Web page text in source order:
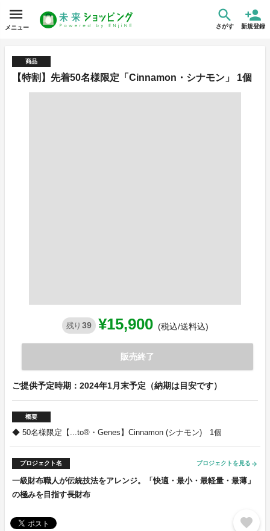
メニュー さがす 新規登録
商品
【特割】先着50名様限定「Cinnamon・シナモン」 1個
残り 39 ¥15,900 (税込/送料込)
販売終了
ご提供予定時期：2024年1月末予定（納期は目安です）
概要
◆ 50名様限定【...to®・Genes】Cinnamon (シナモン) 1個
プロジェクト名 プロジェクトを見る arrow_forward
一級財布職人が伝統技法をアレンジ。「快適・最小・最軽量・最薄」
の極みを目指す長財布
favorite